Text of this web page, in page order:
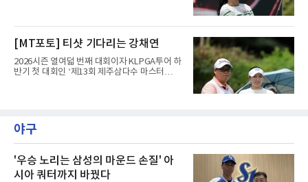
박민지는 이번 대회에서 우승하면 KLPGA 통산
트(파72/6,767야드)에서 열리고 있다.7일 현재
홀에서 경기하고 있다.
[MT포토] 티샷 기다리는 강채연
2026시즌 열여덟 번째 대회이자 KLPGA투어 하
반기 첫 대회인 ‘제13회 제주삼다수 마스터
홀에서 경기하고 있다.
야구
'우승 노리는 삼성의 마운드 손질' 아
시아 쿼터까지 바꿨다